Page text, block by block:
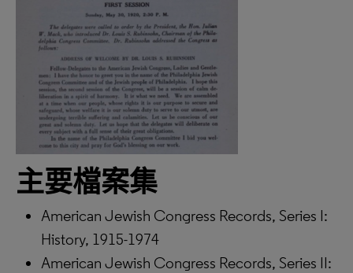
主要檔案集
American Jewish Congress Records, Series I:
History, 1915-1974
American Jewish Congress Records, Series II: